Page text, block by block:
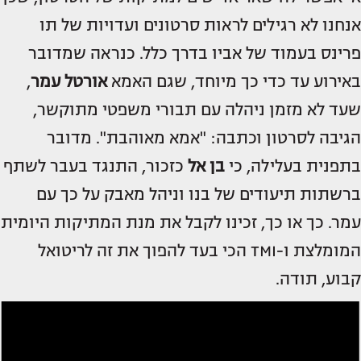
אנחנו לא רגילים לראות סרטונים ועדויות של תו
פרינס בעמוד של אביו בדרך כלל. כנראה שמדובר
באירוע עד כדי כך מיוחד, שגם האמאאורטל עמר,
שעד לא מזמן ניהלה עם תבורי משפטי מתוקשר,
הגיבה לסרטון וכתבה: "אמא מאוהבת". מדובר
בתפנית בעלילה, כי בן אל כזכור, התנגד בעבר לשתף
ברשתות תיעודים של בנו וניהל מאבק על כך עם
עמר. כך או כך, זכינו לקבל את מנת המתיקות היומית
המומלצת ו-TMI הכי בעד להפוך את זה לריטואל
קבוע, תודה.